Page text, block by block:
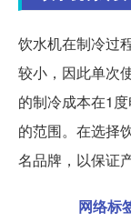
饮水机在制冷过
较小，因此单次
的制冷成本在1
的范围。在选择
名品牌，以保证
网络标